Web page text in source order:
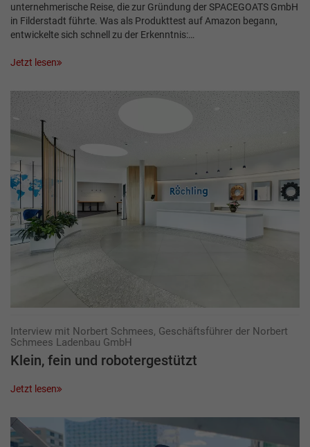
unternehmerische Reise, die zur Gründung der SPACEGOATS GmbH
in Filderstadt führte. Was als Produkttest auf Amazon begann,
entwickelte sich schnell zu der Erkenntnis:…
Jetzt lesen
Interview mit Norbert Schmees, Geschäftsführer der Norbert
Schmees Ladenbau GmbH
Klein, fein und robotergestützt
Jetzt lesen